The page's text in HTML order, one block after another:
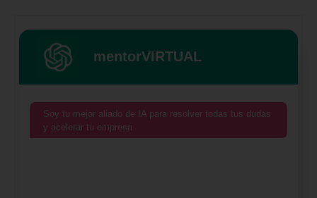
mentorVIRTUAL
Soy tu mejor aliado de IA para resolver todas tus dudas
y acelerar tu empresa